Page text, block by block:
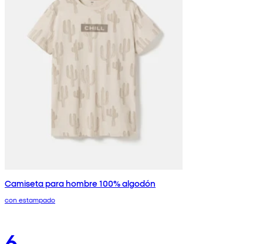
Camiseta para hombre 100% algodón
con estampado